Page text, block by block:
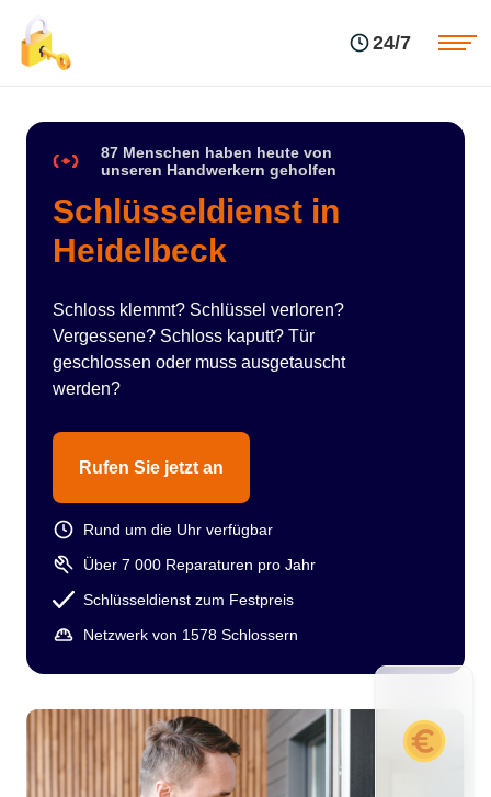
24/7
87 Menschen haben heute von
unseren Handwerkern geholfen
Schlüsseldienst in
Heidelbeck
Schloss klemmt? Schlüssel verloren?
Vergessene? Schloss kaputt? Tür
geschlossen oder muss ausgetauscht
werden?
Rufen Sie jetzt an
Rund um die Uhr verfügbar
Über 7 000 Reparaturen pro Jahr
Schlüsseldienst zum Festpreis
Netzwerk von 1578 Schlossern